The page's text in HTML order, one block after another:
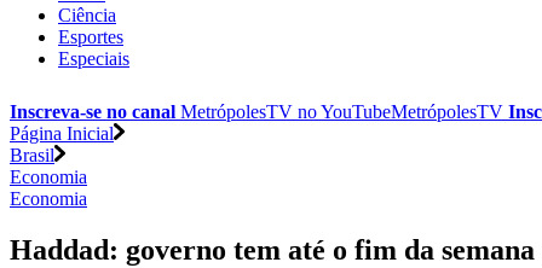
Ciência
Esportes
Especiais
Inscreva-se no canal MetrópolesTV noYouTubeMetrópolesTV
Página Inicial
Brasil
Economia
Economia
Haddad: governo tem até o fim da